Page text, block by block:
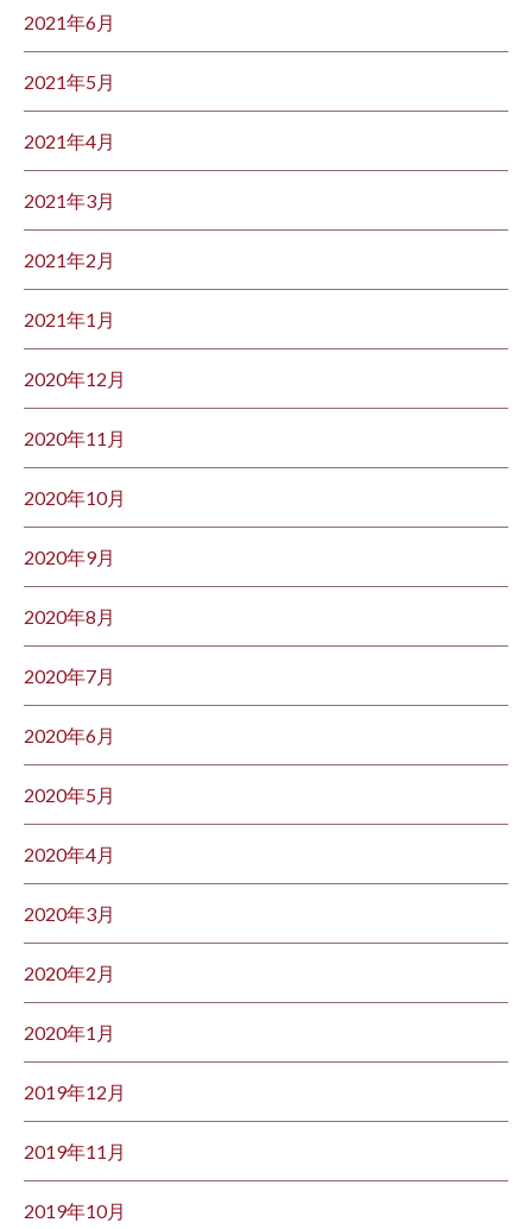
2021年6月
2021年5月
2021年4月
2021年3月
2021年2月
2021年1月
2020年12月
2020年11月
2020年10月
2020年9月
2020年8月
2020年7月
2020年6月
2020年5月
2020年4月
2020年3月
2020年2月
2020年1月
2019年12月
2019年11月
2019年10月